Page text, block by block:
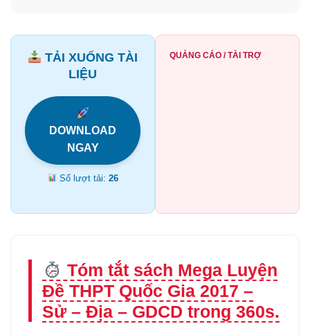
TẢI XUỐNG TÀI
LIỆU
DOWNLOAD
NGAY
Số lượt tải:26
QUẢNG CÁO / TÀI TRỢ
Tóm tắt sách Mega Luyện
Đề THPT Quốc Gia 2017 –
Sử – Địa – GDCD trong 360s.